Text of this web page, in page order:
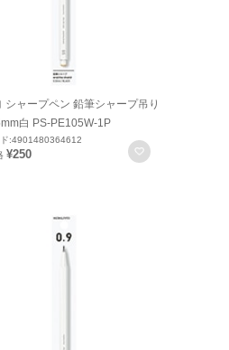
登録
シャープペン 鉛筆シャープ吊り
白 PS-PE105W-1P
:4901480364612
¥250